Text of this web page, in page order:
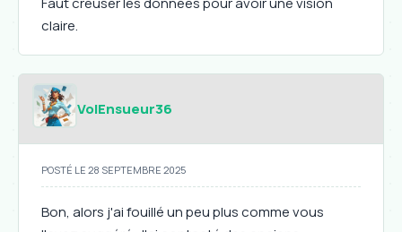
claire.
VolEnsueur36
POSTÉ LE 28 SEPTEMBRE 2025
Bon, alors j'ai fouillé un peu plus comme vous